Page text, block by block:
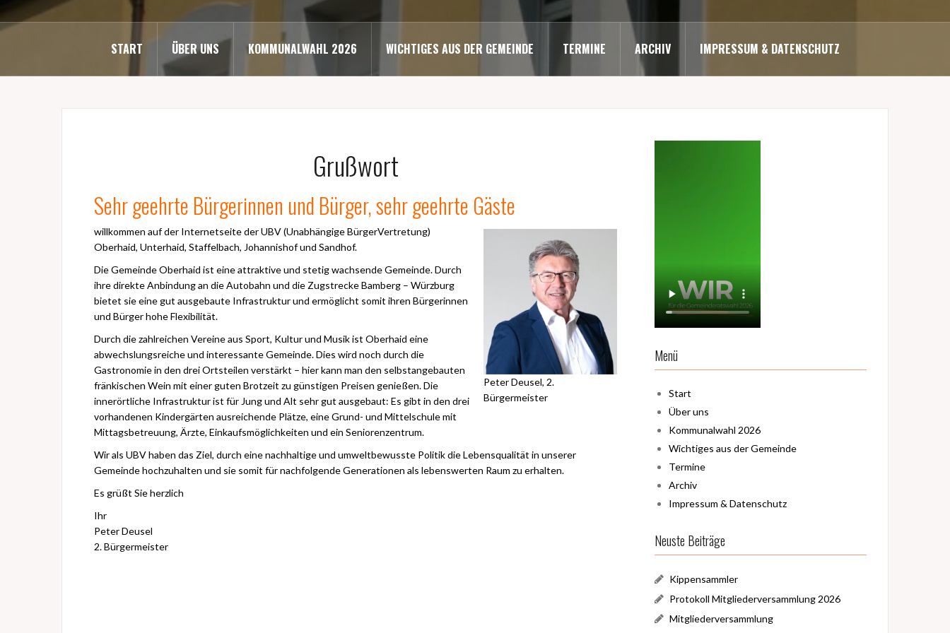
START ÜBER UNS KOMMUNALWAHL 2026 WICHTIGES AUS DER GEMEINDE TERMINE ARCHIV IMPRESSUM & DATENSCHUTZ
Grußwort
Sehr geehrte Bürgerinnen und Bürger, sehr geehrte Gäste
Peter Deusel, 2.
Bürgermeister
willkommen auf der Internetseite der UBV (Unabhängige BürgerVertretung)
Oberhaid, Unterhaid, Staffelbach, Johannishof und Sandhof.
Die Gemeinde Oberhaid ist eine attraktive und stetig wachsende Gemeinde. Durch
ihre direkte Anbindung an die Autobahn und die Zugstrecke Bamberg – Würzburg
bietet sie eine gut ausgebaute Infrastruktur und ermöglicht somit ihren Bürgerinnen
und Bürger hohe Flexibilität.
Durch die zahlreichen Vereine aus Sport, Kultur und Musik ist Oberhaid eine
abwechslungsreiche und interessante Gemeinde. Dies wird noch durch die
Gastronomie in den drei Ortsteilen verstärkt – hier kann man den selbstangebauten
fränkischen Wein mit einer guten Brotzeit zu günstigen Preisen genießen. Die
innerörtliche Infrastruktur ist für Jung und Alt sehr gut ausgebaut: Es gibt in den drei
vorhandenen Kindergärten ausreichende Plätze, eine Grund- und Mittelschule mit
Mittagsbetreuung, Ärzte, Einkaufsmöglichkeiten und ein Seniorenzentrum.
Wir als UBV haben das Ziel, durch eine nachhaltige und umweltbewusste Politik die Lebensqualität in unserer
Gemeinde hochzuhalten und sie somit für nachfolgende Generationen als lebenswerten Raum zu erhalten.
Es grüßt Sie herzlich
Ihr
Peter Deusel
2. Bürgermeister
Menü
Start
Über uns
Kommunalwahl 2026
Wichtiges aus der Gemeinde
Termine
Archiv
Impressum & Datenschutz
Neuste Beiträge
Kippensammler
Protokoll Mitgliederversammlung 2026
Mitgliederversammlung